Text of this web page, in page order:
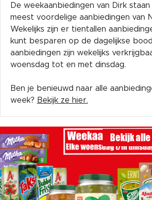
De weekaanbiedingen van Dirk
meest voordelige aanbiedingen van
Wekelijks zijn er tientallen
kunt besparen op de dagelijkse
aanbiedingen zijn wekelijks
woensdag tot en met dinsdag.
Ben je benieuwd naar alle
week? Bekijk ze hier.
Bekijk